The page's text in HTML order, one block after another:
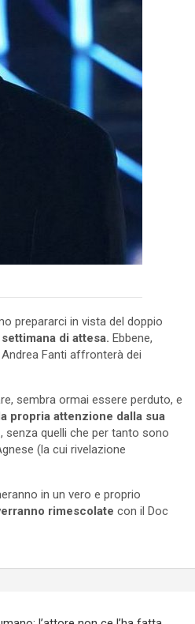
prepararci in vista del doppio
di attesa. Ebbene,
Fanti affronterà dei
sembra ormai essere perduto, e
propria attenzione dalla sua
senza quelli che per tanto sono
(la cui rivelazione
in un vero e proprio
rimescolate con il Doc